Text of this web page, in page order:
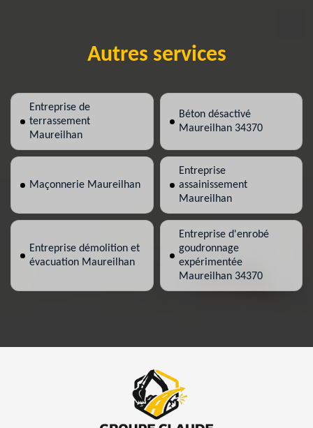
Autres services
Entreprise de
terrassement
Maureilhan
Béton désactivé
Maureilhan 34370
Maçonnerie Maureilhan
Entreprise
assainissement
Maureilhan
Entreprise démolition et
évacuation Maureilhan
Entreprise d'enrobé
goudronnage
expérimentée
Maureilhan 34370